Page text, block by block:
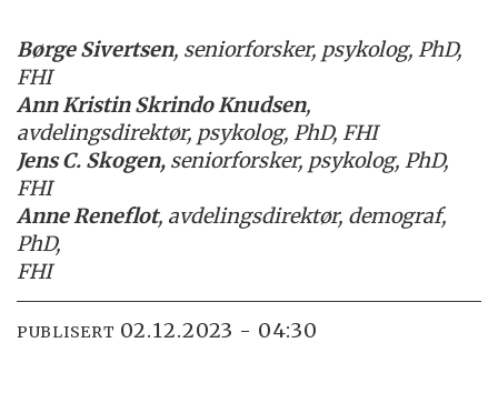
Børge Sivertsen, seniorforsker, psykolog, PhD,
FHI
Ann Kristin Skrindo Knudsen,
avdelingsdirektør, psykolog, PhD, FHI
Jens C. Skogen, seniorforsker, psykolog, PhD,
FHI
Anne Reneflot, avdelingsdirektør, demograf,
PhD,
FHI
PUBLISERT 02.12.2023 - 04:30